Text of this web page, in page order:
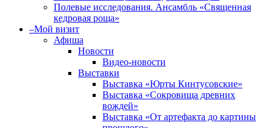
Полевые исследования. Ансамбль «Священная
кедровая роща»
–Мой визит
Афиша
Новости
Видео-новости
Выставки
Выставка «Юрты Кинтусовские»
Выставка «Сокровища древних
вождей»
Выставка «От артефакта до картины